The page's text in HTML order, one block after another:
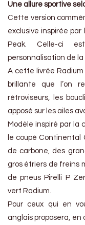
Une allure sportive
Cette version
exclusive inspirée
Peak. Celle-ci
personnalisation de la
A cette livrée Radium
brillante que l’on
rétroviseurs, les
apposé sur les ailes
Modèle inspiré par la
le coupé Continental
de carbone, des
gros étriers de freins
de pneus Pirelli P
vert Radium.
Pour ceux qui en
anglais proposera, en